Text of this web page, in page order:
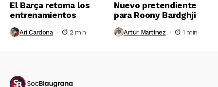
El Barça retoma los
entrenamientos
Ari Cardona 2 min
Nuevo pretendiente
para Roony Bardghji
Artur Martínez 1 min